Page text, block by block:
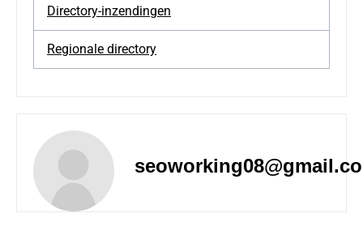
Directory-inzendingen
Regionale directory